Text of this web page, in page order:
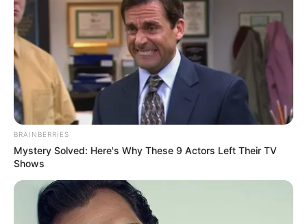
21:41 / 01 Yanvar 2026 В МИРЕ
Иранский парадокс:
BRAINBERRIES
Mystery Solved: Here's Why These 9 Actors Left Their TV
Shows